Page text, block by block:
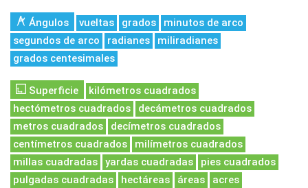
Ángulos vueltas grados
minutos de arco
segundos de arco
radianes
miliradianes
grados centesimales
Superficie
kilómetros cuadrados
hectómetros cuadrados
decámetros cuadrados
metros cuadrados
decímetros cuadrados
centímetros cuadrados
milímetros cuadrados
millas cuadradas
yardas cuadradas
pies cuadrados
pulgadas cuadradas
hectáreas áreas acres